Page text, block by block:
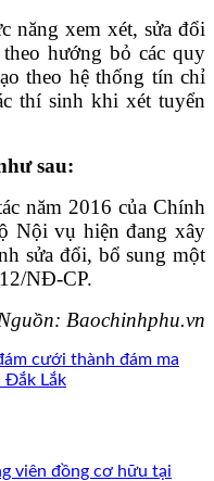
năng xem xét, sửa đổi
hướng bỏ các quy
theo hệ thống tín chỉ
thí sinh khi xét tuyển
sau:
năm 2016 của Chính
Nội vụ hiện đang xây
sửa đổi, bổ sung một
NĐ-CP.
Baochinhphu.vn
cưới thành đám ma
Đắk Lắk
viên đồng cơ hữu tại